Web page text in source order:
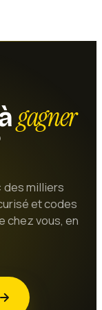
gagner
des milliers
et codes
chez vous, en